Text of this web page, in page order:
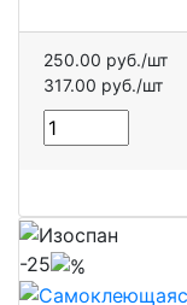
250.00 руб./шт
317.00 руб./шт
-25